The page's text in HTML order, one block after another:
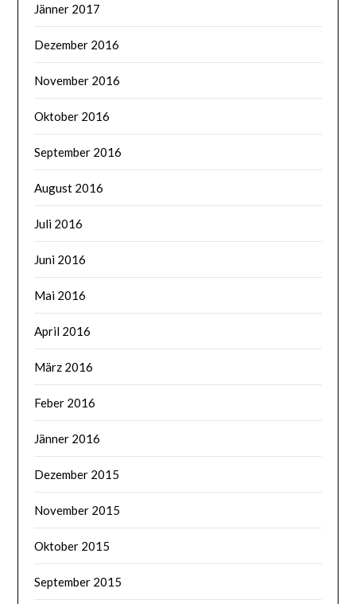
Jänner 2017
Dezember 2016
November 2016
Oktober 2016
September 2016
August 2016
Juli 2016
Juni 2016
Mai 2016
April 2016
März 2016
Feber 2016
Jänner 2016
Dezember 2015
November 2015
Oktober 2015
September 2015